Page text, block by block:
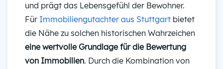
und prägt das Lebensgefühl der Bewohner.
Für Immobiliengutachter aus Stuttgart bietet
die Nähe zu solchen historischen Wahrzeichen
eine wertvolle Grundlage für die Bewertung
von Immobilien. Durch die Kombination von